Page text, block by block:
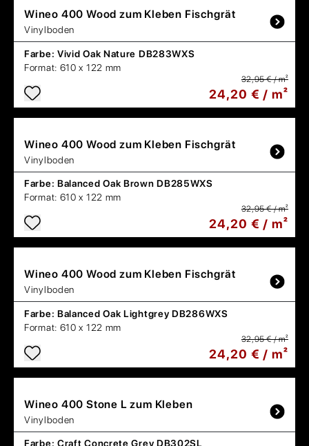
Wineo 400 Wood zum Kleben Fischgrät
Vinylboden
Farbe: Vivid Oak Nature DB283WXS
Format: 610 x 122 mm
32,95 € / m²
24,20 € / m²
Wineo 400 Wood zum Kleben Fischgrät
Vinylboden
Farbe: Balanced Oak Brown DB285WXS
Format: 610 x 122 mm
32,95 € / m²
24,20 € / m²
Wineo 400 Wood zum Kleben Fischgrät
Vinylboden
Farbe: Balanced Oak Lightgrey DB286WXS
Format: 610 x 122 mm
32,95 € / m²
24,20 € / m²
Wineo 400 Stone L zum Kleben
Vinylboden
Farbe: Craft Concrete Grey DB302SL